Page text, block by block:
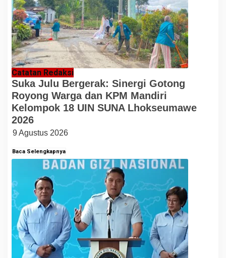
Catatan Redaksi
Suka Julu Bergerak: Sinergi Gotong
Royong Warga dan KPM Mandiri
Kelompok 18 UIN SUNA Lhokseumawe
2026
9 Agustus 2026
Baca Selengkapnya